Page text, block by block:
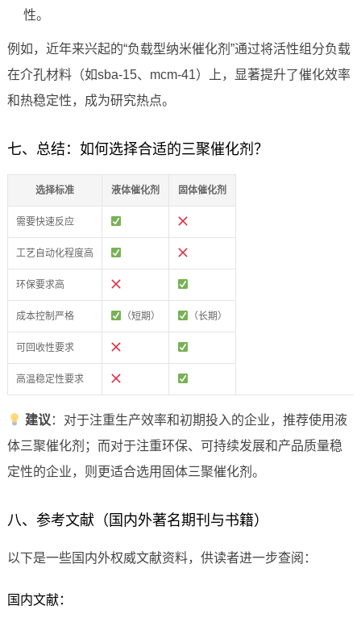
性。
例如，近年来兴起的“负载型纳米催化剂”通过将活性组分负载
在介孔材料（如sba-15、mcm-41）上，显著提升了催化效率
和热稳定性，成为研究热点。
七、总结：如何选择合适的三聚催化剂？
选择标准 液体催化剂 固体催化剂
需要快速反应
工艺自动化程度高
环保要求高
成本控制严格 （短期） （长期）
可回收性要求
高温稳定性要求
建议 ：对于注重生产效率和初期投入的企业，推荐使用液
体三聚催化剂；而对于注重环保、可持续发展和产品质量稳
定性的企业，则更适合选用固体三聚催化剂。
八、参考文献（国内外著名期刊与书籍）
以下是一些国内外权威文献资料，供读者进一步查阅：
国内文献：